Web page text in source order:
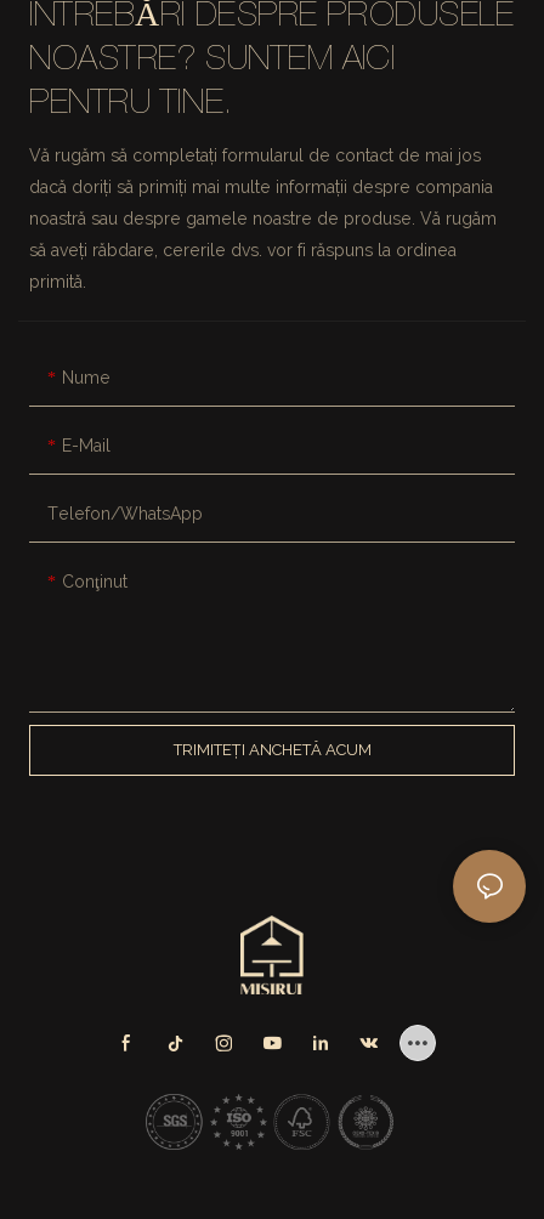
ÎNTREBĂRI DESPRE PRODUSELE
NOASTRE? SUNTEM AICI
PENTRU TINE.
Vă rugăm să completați formularul de contact de mai jos
dacă doriți să primiți mai multe informații despre compania
noastră sau despre gamele noastre de produse. Vă rugăm
să aveți răbdare, cererile dvs. vor fi răspuns la ordinea
primită.
Nume
E-Mail
Telefon/WhatsApp
Conţinut
TRIMITEȚI ANCHETĂ ACUM